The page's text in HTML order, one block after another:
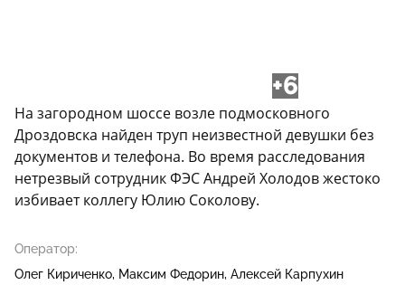
+6
На загородном шоссе возле подмосковного
Дроздовска найден труп неизвестной девушки без
документов и телефона. Во время расследования
нетрезвый сотрудник ФЭС Андрей Холодов жестоко
избивает коллегу Юлию Соколову.
Оператор:
Олег Кириченко Максим Федорин Алексей Карпухин